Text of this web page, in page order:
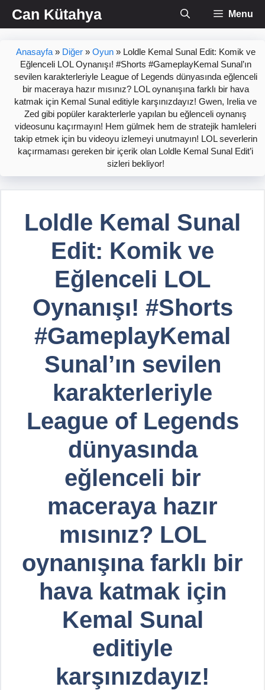
İçeriğe
atlaCan Kütahya Menu
Anasayfa» Diğer» Oyun» Loldle Kemal Sunal Edit: Komik ve
Eğlenceli LOL Oynanışı! #Shorts #GameplayKemal Sunal’ın
sevilen karakterleriyle League of Legends dünyasında eğlenceli
bir maceraya hazır mısınız? LOL oynanışına farklı bir hava
katmak için Kemal Sunal editiyle karşınızdayız! Gwen, Irelia ve
Zed gibi popüler karakterlerle yapılan bu eğlenceli oynanış
videosunu kaçırmayın! Hem gülmek hem de stratejik hamleleri
takip etmek için bu videoyu izlemeyi unutmayın! LOL severlerin
kaçırmaması gereken bir içerik olan Loldle Kemal Sunal Edit’i
sizleri bekliyor!
Loldle Kemal Sunal
Edit: Komik ve
Eğlenceli LOL
Oynanışı! #Shorts
#GameplayKemal
Sunal’ın sevilen
karakterleriyle
League of Legends
dünyasında
eğlenceli bir
maceraya hazır
mısınız? LOL
oynanışına farklı bir
hava katmak için
Kemal Sunal
editiyle
karşınızdayız!